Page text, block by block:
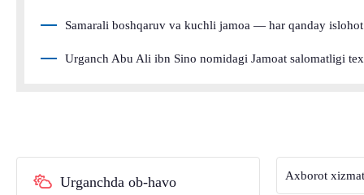
Samarali boshqaruv va kuchli jamoa — har qanday
Urganch Abu Ali ibn Sino nomidagi Jamoat salomatligi
Urganchda ob-havo Axborot